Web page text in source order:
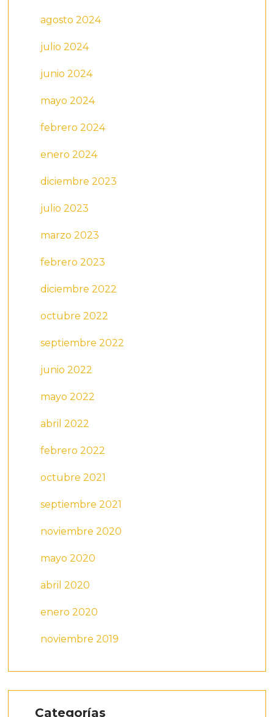
agosto 2024
julio 2024
junio 2024
mayo 2024
febrero 2024
enero 2024
diciembre 2023
julio 2023
marzo 2023
febrero 2023
diciembre 2022
octubre 2022
septiembre 2022
junio 2022
mayo 2022
abril 2022
febrero 2022
octubre 2021
septiembre 2021
noviembre 2020
mayo 2020
abril 2020
enero 2020
noviembre 2019
Categorías